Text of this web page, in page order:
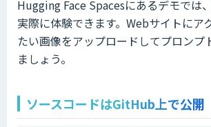
Hugging Face Spacesにあるデモでは
実際に体験できます。Webサイトにア
たい画像をアップロードしてプロンプ
ましょう。
ソースコードはGitHub上で公開